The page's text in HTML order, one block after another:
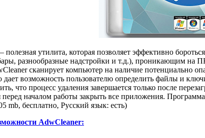
полезная утилита, которая позволяет эффективно
разнообразные надстройки и т.д.), проникающим на
сканирует компьютер на наличие потенциально
дает возможность пользователю определить файлы и
что процесс удаления завершается только после
перед началом работы закрыть все приложения.
mb, бесплатно, Русский язык: есть)
AdwCleaner: